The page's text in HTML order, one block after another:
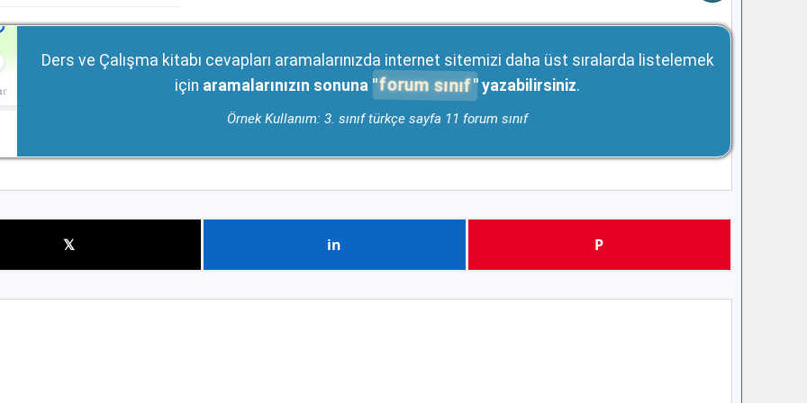
Ders ve Çalışma kitabı cevapları aramalarınızda internet sitemizi daha üst sıralarda listelemek
için aramalarınızın sonuna " forum sınıf " yazabilirsiniz.
Örnek Kullanım: 3. sınıf türkçe sayfa 11 forum sınıf
𝕏 in P